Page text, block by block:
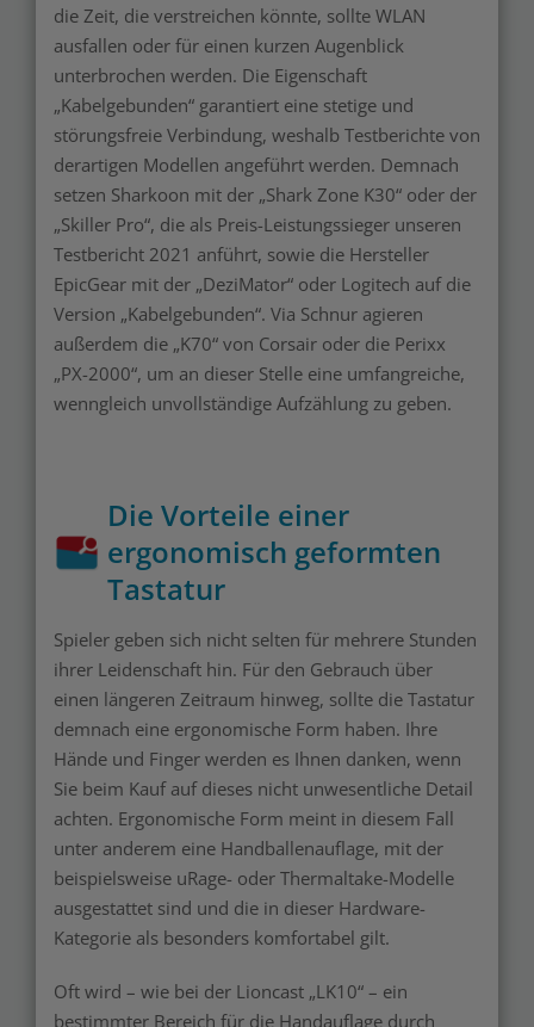
die Zeit, die verstreichen könnte, sollte WLAN
ausfallen oder für einen kurzen Augenblick
unterbrochen werden. Die Eigenschaft
„Kabelgebunden“ garantiert eine stetige und
störungsfreie Verbindung, weshalb Testberichte von
derartigen Modellen angeführt werden. Demnach
setzen Sharkoon mit der „Shark Zone K30“ oder der
„Skiller Pro“, die als Preis-Leistungssieger unseren
Testbericht 2021 anführt, sowie die Hersteller
EpicGear mit der „DeziMator“ oder Logitech auf die
Version „Kabelgebunden“. Via Schnur agieren
außerdem die „K70“ von Corsair oder die Perixx
„PX-2000“, um an dieser Stelle eine umfangreiche,
wenngleich unvollständige Aufzählung zu geben.
Die Vorteile einer
ergonomisch geformten
Tastatur
Spieler geben sich nicht selten für mehrere Stunden
ihrer Leidenschaft hin. Für den Gebrauch über
einen längeren Zeitraum hinweg, sollte die Tastatur
demnach eine ergonomische Form haben. Ihre
Hände und Finger werden es Ihnen danken, wenn
Sie beim Kauf auf dieses nicht unwesentliche Detail
achten. Ergonomische Form meint in diesem Fall
unter anderem eine Handballenauflage, mit der
beispielsweise uRage- oder Thermaltake-Modelle
ausgestattet sind und die in dieser Hardware-
Kategorie als besonders komfortabel gilt.
Oft wird – wie bei der Lioncast „LK10“ – ein
bestimmter Bereich für die Handauflage durch